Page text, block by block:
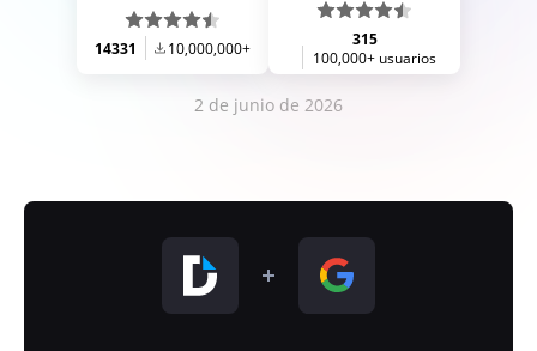
14331 10,000,000+
315
100,000+ usuarios
2 de junio de 2026